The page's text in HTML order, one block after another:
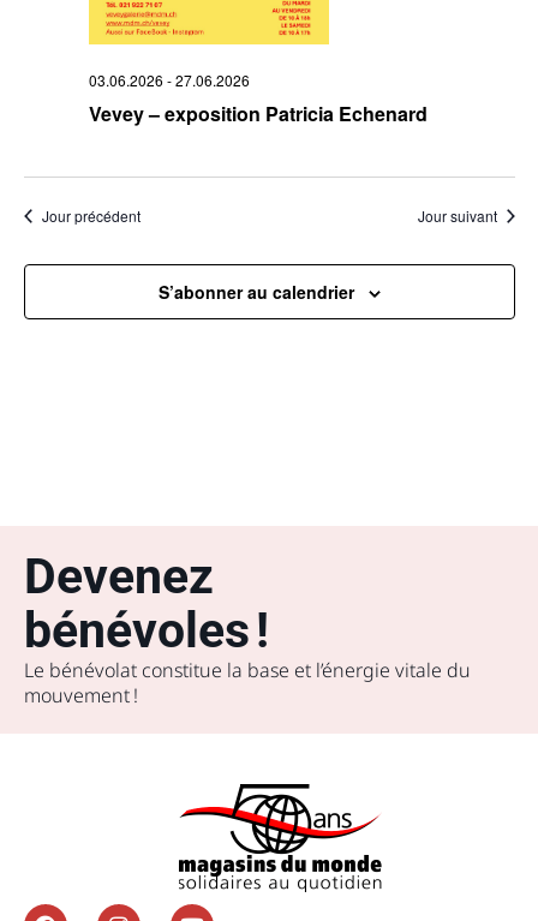
03.06.2026 -27.06.2026
Vevey – exposition Patricia Echenard
Jour précédent Jour suivant
S’abonner au calendrier
Devenez
bénévoles !
Le bénévolat constitue la base et l’énergie vitale du
mouvement !